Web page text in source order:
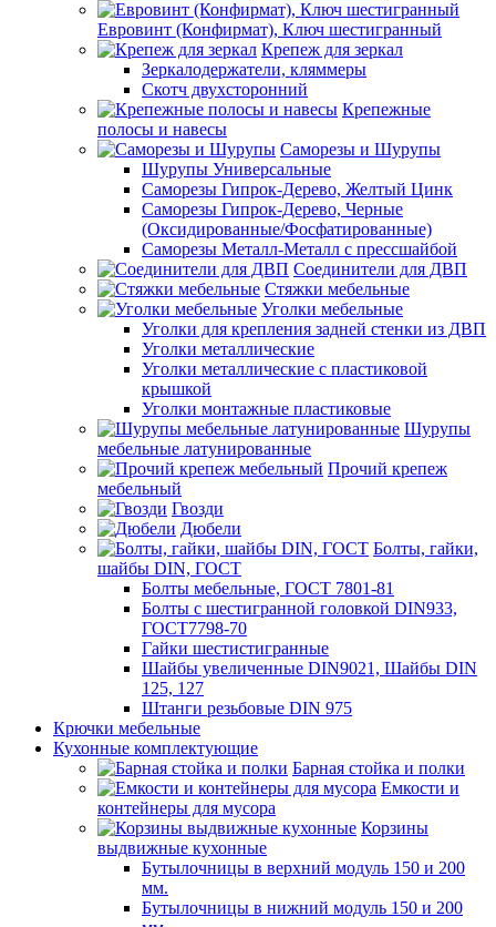
Евровинт (Конфирмат), Ключ шестигранный
Крепеж для зеркал
Зеркалодержатели, кляммеры
Скотч двухсторонний
Крепежные
полосы и навесы
Саморезы и Шурупы
Шурупы Универсальные
Саморезы Гипрок-Дерево, Желтый Цинк
Саморезы Гипрок-Дерево, Черные
(Оксидированные/Фосфатированные)
Саморезы Металл-Металл с прессшайбой
Соединители для ДВП
Стяжки мебельные
Уголки мебельные
Уголки для крепления задней стенки из ДВП
Уголки металлические
Уголки металлические с пластиковой
крышкой
Уголки монтажные пластиковые
Шурупы
мебельные латунированные
Прочий крепеж
мебельный
Гвозди
Дюбели
Болты, гайки,
шайбы DIN, ГОСТ
Болты мебельные, ГОСТ 7801-81
Болты с шестигранной головкой DIN933,
ГОСТ7798-70
Гайки шестистигранные
Шайбы увеличенные DIN9021, Шайбы DIN
125, 127
Штанги резьбовые DIN 975
Крючки мебельные
Кухонные комплектующие
Барная стойка и полки
Емкости и
контейнеры для мусора
Корзины
выдвижные кухонные
Бутылочницы в верхний модуль 150 и 200
мм.
Бутылочницы в нижний модуль 150 и 200